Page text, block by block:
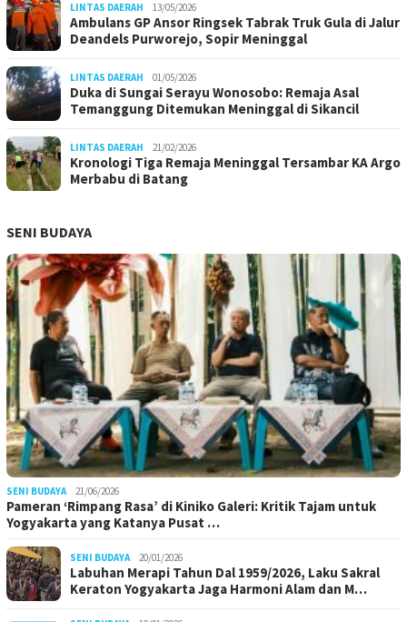
LINTAS DAERAH 13/05/2026
Ambulans GP Ansor Ringsek Tabrak Truk Gula di Jalur
Deandels Purworejo, Sopir Meninggal
LINTAS DAERAH 01/05/2026
Duka di Sungai Serayu Wonosobo: Remaja Asal
Temanggung Ditemukan Meninggal di Sikancil
LINTAS DAERAH 21/02/2026
Kronologi Tiga Remaja Meninggal Tersambar KA Argo
Merbabu di Batang
SENI BUDAYA
SENI BUDAYA 21/06/2026
Pameran ‘Rimpang Rasa’ di Kiniko Galeri: Kritik Tajam untuk
Yogyakarta yang Katanya Pusat …
SENI BUDAYA 20/01/2026
Labuhan Merapi Tahun Dal 1959/2026, Laku Sakral
Keraton Yogyakarta Jaga Harmoni Alam dan M…